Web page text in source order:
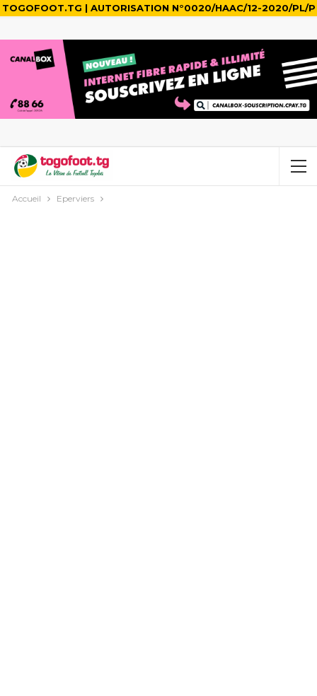
TOGOFOOT.TG | AUTORISATION N°0020/HAAC/12-2020/PL/P
Accueil Eperviers